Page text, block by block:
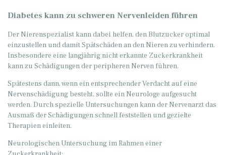
Diabetes kann zu schweren Nervenleiden führen
Der Nierenspezialist kann dabei helfen, den Blutzucker optimal
einzustellen und damit Spätschäden an den Nieren zu verhindern.
Insbesondere eine langjährig nicht erkannte Zuckerkrankheit
kann zu Schädigungen der peripheren Nerven führen.
Spätestens dann, wenn ein entsprechender Verdacht auf eine
Nervenschädigung besteht, sollte ein Neurologe aufgesucht
werden. Durch spezielle Untersuchungen kann der Nervenarzt das
Ausmaß der Schädigungen schnell feststellen und gezielte
Therapien einleiten.
Neurologischen Untersuchung im Rahmen einer